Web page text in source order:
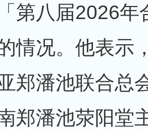
第八届2026年
情况。他表示
郑潘池联合总
郑潘池荥阳堂